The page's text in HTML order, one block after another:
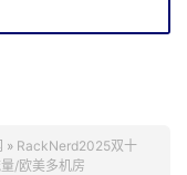
» RackNerd2025双十
/欧美多机房